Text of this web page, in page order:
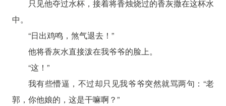
只见他夺过水杯，接着将香烛烧过的香灰撒在这杯水
中。
“日出鸡鸣，煞气退去！”
他将香灰水直接泼在我爷爷的脸上。
“这！”
我有些懵逼，不过却只见我爷爷突然就骂两句：“老
郭，你他娘的，这是干嘛啊？”